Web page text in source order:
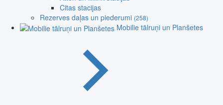
Citas stacijas
Rezerves daļas un piederumi (258)
Mobilie tālruņi un Planšetes